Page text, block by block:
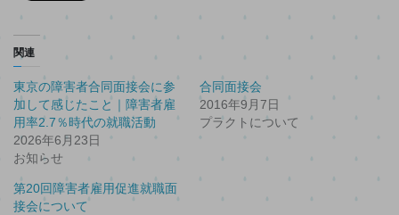
関連
東京の障害者合同面接会に参
加して感じたこと｜障害者雇
用率2.7％時代の就職活動
2026年6月23日
お知らせ
合同面接会
2016年9月7日
プラクトについて
第20回障害者雇用促進就職面
接会について